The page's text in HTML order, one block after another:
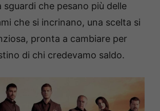
che pesano più delle
che si incrinano, una scelta si
pronta a cambiare per
di chi credevamo saldo.